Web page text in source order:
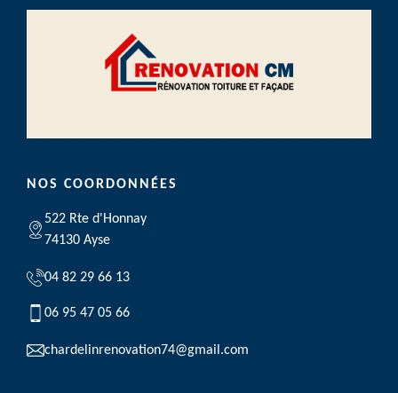
NOS COORDONNÉES
522 Rte d'Honnay
74130 Ayse
04 82 29 66 13
06 95 47 05 66
chardelinrenovation74@gmail.com